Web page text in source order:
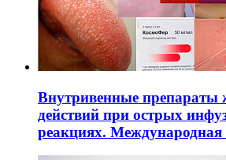
Внутривенные препараты
действий при острых
реакциях. Международная